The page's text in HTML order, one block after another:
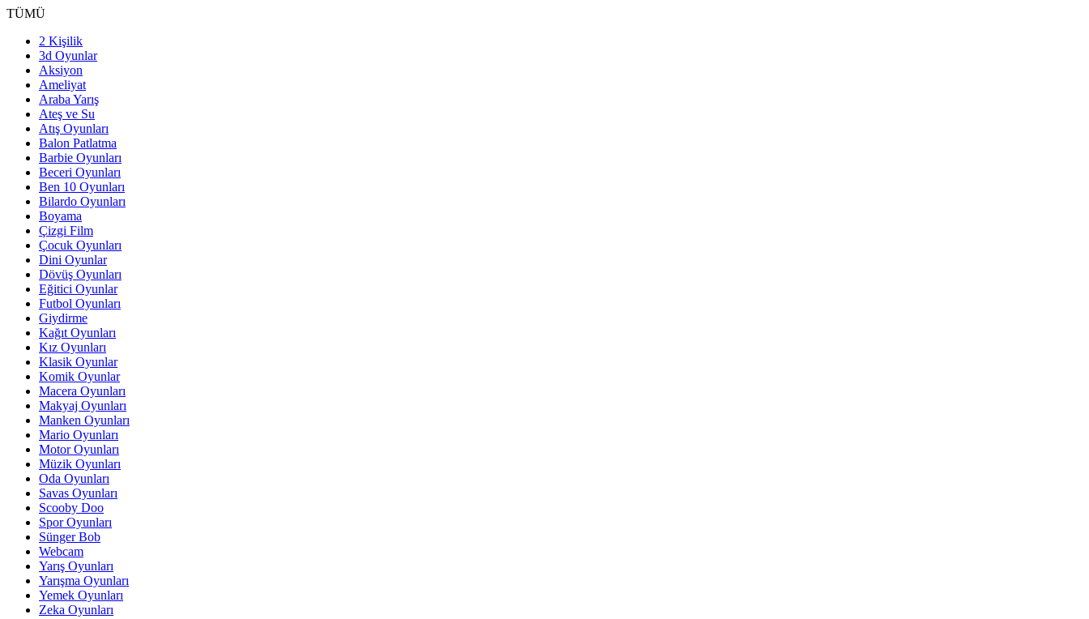
TÜMÜ
2 Kişilik
3d Oyunlar
Aksiyon
Ameliyat
Araba Yarış
Ateş ve Su
Atış Oyunları
Balon Patlatma
Barbie Oyunları
Beceri Oyunları
Ben 10 Oyunları
Bilardo Oyunları
Boyama
Çizgi Film
Çocuk Oyunları
Dini Oyunlar
Dövüş Oyunları
Eğitici Oyunlar
Futbol Oyunları
Giydirme
Kağıt Oyunları
Kız Oyunları
Klasik Oyunlar
Komik Oyunlar
Macera Oyunları
Makyaj Oyunları
Manken Oyunları
Mario Oyunları
Motor Oyunları
Müzik Oyunları
Oda Oyunları
Savas Oyunları
Scooby Doo
Spor Oyunları
Sünger Bob
Webcam
Yarış Oyunları
Yarışma Oyunları
Yemek Oyunları
Zeka Oyunları